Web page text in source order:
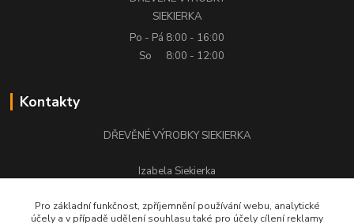
SIEKIERKA
Po - Pá 8:00 - 16:00
So
8:00 - 12:00
Kontakty
DŘEVĚNÉ VÝROBKY SIEKIERKA
Izabela Siekierka
stolarstwo.siekierka@seznam.cz
Pro základní funkčnost, zpříjemnění používání webu, analytické
účely a v případě udělení souhlasu také pro účely cílení reklamy